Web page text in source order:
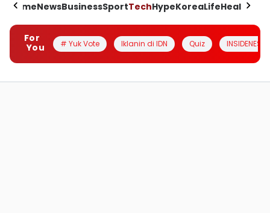
HomeNewsBusinessSportTechHypeKoreaLifeHealth
For
You
# Yuk Vote Iklanin di IDN Quiz INSIDENESIA